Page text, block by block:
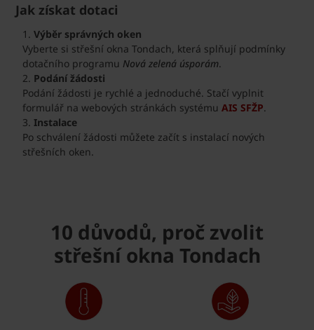
Jak získat dotaci
Výběr správných oken
Vyberte si střešní okna Tondach, která splňují podmínky
dotačního programu Nová zelená úsporám.
Podání žádosti
Podání žádosti je rychlé a jednoduché. Stačí vyplnit
formulář na webových stránkách systému AIS SFŽP.
Instalace
Po schválení žádosti můžete začít s instalací nových
střešních oken.
10 důvodů, proč zvolit
střešní okna Tondach